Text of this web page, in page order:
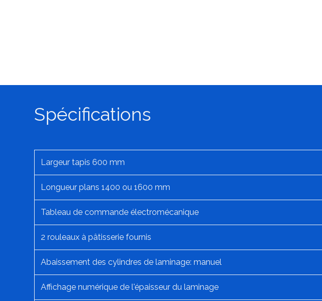
Spécifications
Largeur tapis 600 mm
Longueur plans 1400 ou 1600 mm
Tableau de commande électromécanique
2 rouleaux à pâtisserie fournis
Abaissement des cylindres de laminage: manuel
Affichage numérique de l'épaisseur du laminage